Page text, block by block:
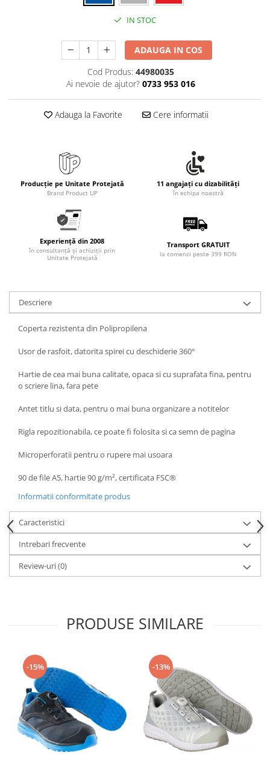
IN STOC
ADAUGA IN COS
Cod Produs: 44980035
Ai nevoie de ajutor? 0733 953 016
Adauga la Favorite Cere informatii
Producție pe Unitate Protejată
Brand Product UP
11 angajați cu dizabilități
în echipa noastră
Experiență din 2008
în consultanță și achiziții prin
Unitate Protejată
Transport GRATUIT
la comenzi peste 399 RON
Descriere
Coperta rezistenta din Polipropilena
Usor de rasfoit, datorita spirei cu deschiderie 360°
Hartie de cea mai buna calitate, opaca si cu suprafata fina, pentru
o scriere lina, fara pete
Antet titlu si data, pentru o mai buna organizare a notitelor
Rigla repozitionabila, ce poate fi folosita si ca semn de pagina
Microperforatii pentru o rupere mai usoara
90 de file A5, hartie 90 g/m², certificata FSC®
Informatii conformitate produs
Caracteristici
Intrebari frecvente
Review-uri(0)
PRODUSE SIMILARE
-15% -13%